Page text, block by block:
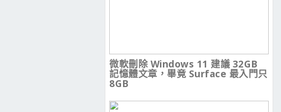
微軟刪除 Windows 11 建議 32GB
記憶體文章，畢竟 Surface 最入門只
8GB